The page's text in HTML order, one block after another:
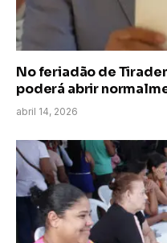
No feriadão de
poderá abrir
abril 14, 2026